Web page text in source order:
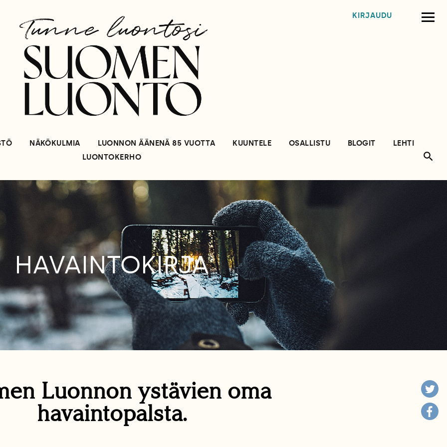
KIRJAUDU
NÄKÖKULMIA LUONNON ÄÄNENÄ 85 VUOTTA KUUNTELE OSALLISTU BLOGIT
LEHTI
LUONTOKERHO
HAVAINTOKIRJA
Luonnon ystävien oma
havaintopalsta.